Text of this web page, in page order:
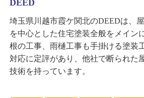
DEED
埼玉県川越市霞ケ関北のDEEDは、
を中心とした住宅塗装全般をメイン
根の工事、雨樋工事も手掛ける塗装
対応に定評があり、他社で断られた
技術を持っています。